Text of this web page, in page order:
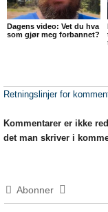
Dagens video: Vet du hva
som gjør meg forbannet?
Retningslinjer for
Kommentarer er ikke
det man skriver i
Abonner